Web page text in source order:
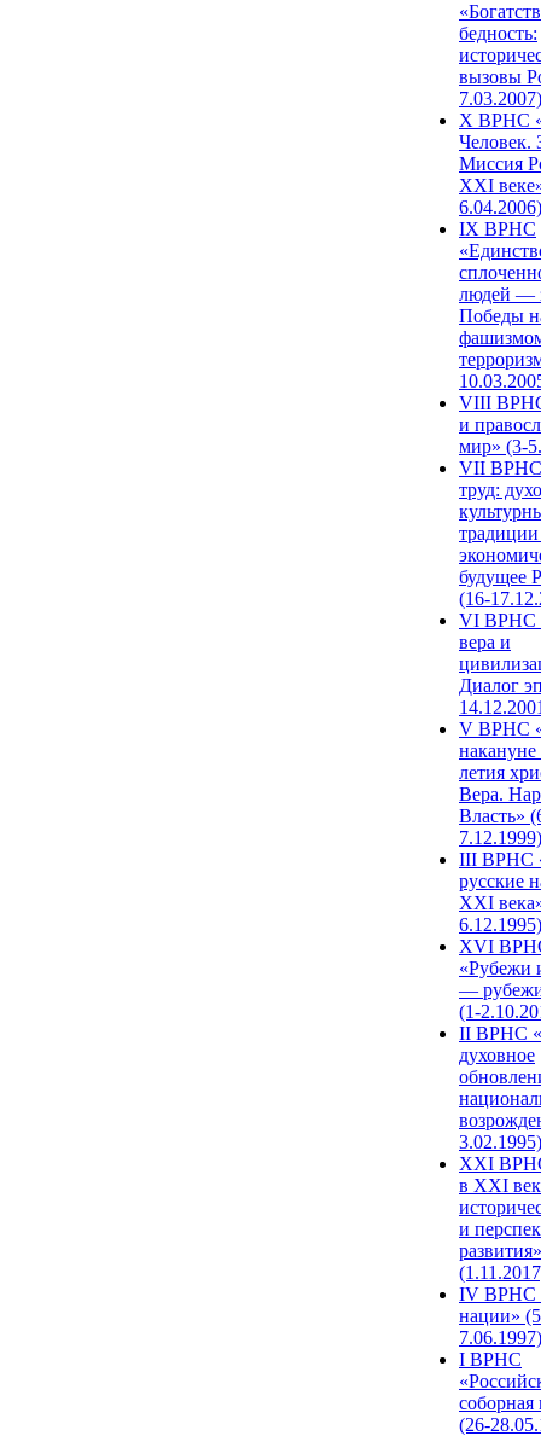
бедность:
вызовы
7.03.2007)
X ВРНС
Человек.
Миссия
XXI
6.04.2006)
IX ВРНС
людей —
Победы
VIII
и
мир» (3-
VII ВРНС
труд:
будущее
(16-
VI ВРНС
вера и
Диалог
V ВРНС
накануне
летия
Вера.
Власть»
7.12.1999)
III ВРНС
русские
XXI
6.12.1995)
XVI
«Рубежи
—
(1-
II ВРНС
духовное
3.02.1995)
XХI
в XXI
и
развития»
IV ВРНС
нации»
7.06.1997)
I ВРНС
(26-